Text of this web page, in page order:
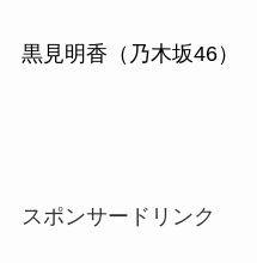
黒見明香（乃木坂46）
スポンサードリンク